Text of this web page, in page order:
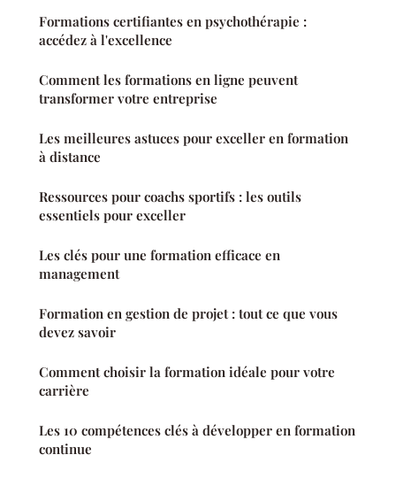
Formations certifiantes en psychothérapie :
accédez à l'excellence
Comment les formations en ligne peuvent
transformer votre entreprise
Les meilleures astuces pour exceller en formation
à distance
Ressources pour coachs sportifs : les outils
essentiels pour exceller
Les clés pour une formation efficace en
management
Formation en gestion de projet : tout ce que vous
devez savoir
Comment choisir la formation idéale pour votre
carrière
Les 10 compétences clés à développer en formation
continue